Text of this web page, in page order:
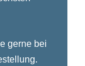
gerne bei